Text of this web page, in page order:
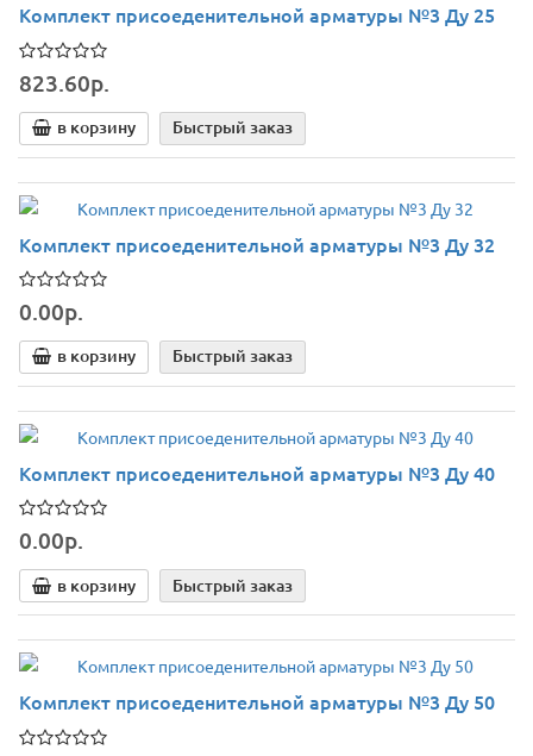
Комплект присоеденительной арматуры №3 Ду 25
823.60р.
в корзину Быстрый заказ
Комплект присоеденительной арматуры №3 Ду 32
0.00р.
в корзину Быстрый заказ
Комплект присоеденительной арматуры №3 Ду 40
0.00р.
в корзину Быстрый заказ
Комплект присоеденительной арматуры №3 Ду 50